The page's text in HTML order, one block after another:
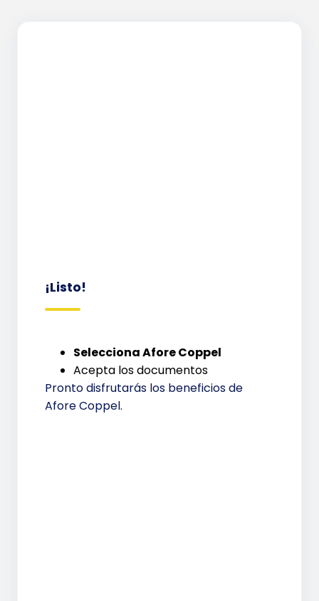
¡Listo!
Selecciona Afore Coppel
Acepta los documentos
Pronto disfrutarás los beneficios de
Afore Coppel.